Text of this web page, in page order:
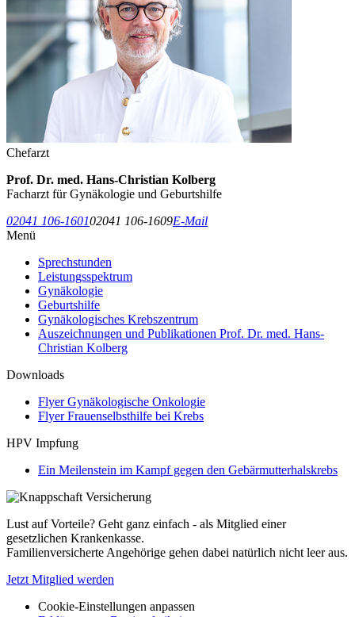
Chefarzt
Prof. Dr. med. Hans-Christian Kolberg
Facharzt für Gynäkologie und Geburtshilfe
02041 106-160102041 106-1609E-Mail
Menü
Sprechstunden
Leistungsspektrum
Gynäkologie
Geburtshilfe
Gynäkologisches Krebszentrum
Auszeichnungen und Publikationen Prof. Dr. med. Hans-
Christian Kolberg
Downloads
Flyer Gynäkologische Onkologie
Flyer Frauenselbsthilfe bei Krebs
HPV Impfung
Ein Meilenstein im Kampf gegen den Gebärmutterhalskrebs
Lust auf Vorteile? Geht ganz einfach - als Mitglied einer
gesetzlichen Krankenkasse.
Familienversicherte Angehörige gehen dabei natürlich nicht leer aus.
Jetzt Mitglied werden
Cookie-Einstellungen anpassen